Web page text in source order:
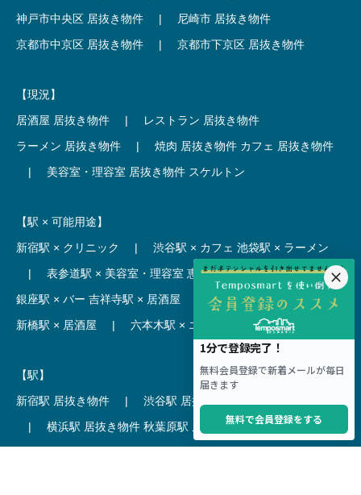
神戸市中央区 居抜き物件
|
尼崎市 居抜き物件
京都市中京区 居抜き物件
| 京都市下京区 居抜き物件
【現況】
居酒屋 居抜き物件
|
レストラン 居抜き物件
ラーメン 居抜き物件
| 焼肉 居抜き物件 カフェ 居抜き物件
|
美容室・理容室 居抜き物件 スケルトン
【駅 × 可能用途】
新宿駅 × クリニック
| 渋谷駅 × カフェ 池袋駅 × ラーメン
|
表参道駅 × 美容室・理容室 恵比寿駅 × レストラン
|
銀座駅 × バー 吉祥寺駅 × 居酒屋
麻布十番駅 × レストラン
新橋駅 × 居酒屋
| 六本木駅 × エステ・マッサージ・サロン
【駅】
新宿駅 居抜き物件
| 渋谷駅 居抜き物件
|
横浜駅 居抜き物件 秋葉原駅 居抜き物件
|